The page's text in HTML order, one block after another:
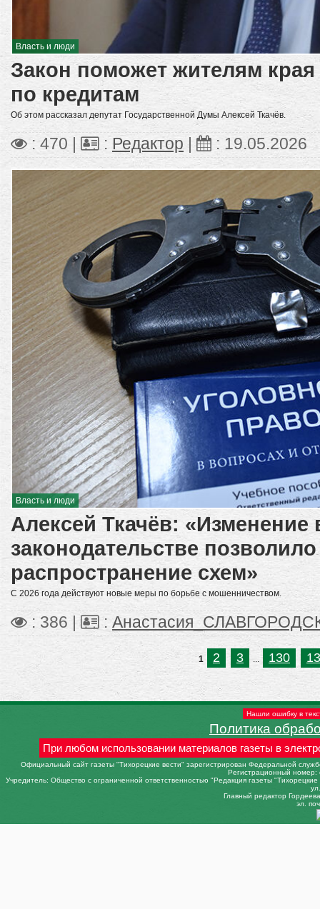
Власть и люди
Закон поможет жителям края
по кредитам
Об этом рассказал депутат Государственной Думы Алексей Ткачёв.
: 470 | : Редактор | : 19.05.2026
Власть и люди
Алексей Ткачёв: «Изменение
законодательстве
распространение схем»
С 2026 года действуют новые меры по борьбе с мошенничеством.
: 386 | :
1 2 3 ... 130
Нашли ошибку в
Политика
При любом использовании материалов газеты в
Официальный сайт газеты "Тихорецкие вести" зарегистрирован Федеральной
Регистрационный
Учредитель: Общество с ограниченной ответственностью "Редакция газеты
Главный редактор
эл.